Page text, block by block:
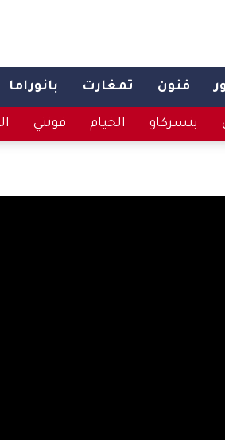
فنون تمغارت بانوراما
بنسركاو الخيام فونتي